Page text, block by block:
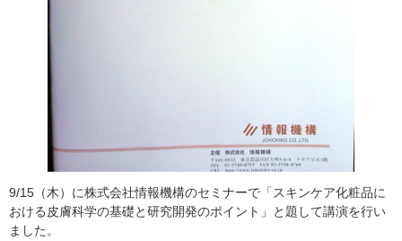
9/15（木）に株式会社情報機構のセミナーで「スキンケア化粧品に
おける皮膚科学の基礎と研究開発のポイント」と題して講演を行い
ました。